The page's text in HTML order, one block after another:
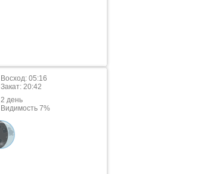
Восход: 05:16
Закат: 20:42
2 день
Видимость 7%